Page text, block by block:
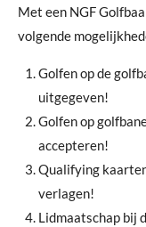
Met een NGF
volgende
Golfen op de
uitgegeven!
Golfen op
accepteren!
Qualifying
verlagen!
Lidmaatschap bij